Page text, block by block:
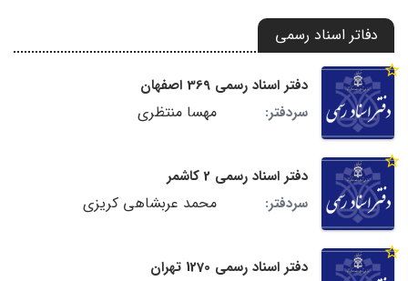
دفاتر اسناد رسمی
دفتر اسناد رسمی 369 اصفهان
سردفتر:
مهسا منتظری
دفتر اسناد رسمی 2 کاشمر
سردفتر:
محمد عربشاهی کریزی
دفتر اسناد رسمی 1270 تهران